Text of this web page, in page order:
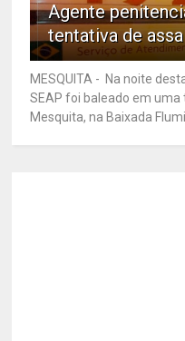
Agente
tentativa de
MESQUITA - Na noite
SEAP foi baleado em
Mesquita, na Baixada